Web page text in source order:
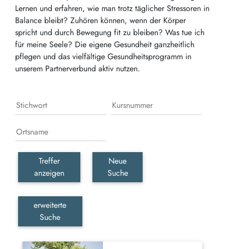
Lernen und erfahren, wie man trotz täglicher Stressoren in
Balance bleibt? Zuhören können, wenn der Körper
spricht und durch Bewegung fit zu bleiben? Was tue ich
für meine Seele? Die eigene Gesundheit ganzheitlich
pflegen und das vielfältige Gesundheitsprogramm in
unserem Partnerverbund aktiv nutzen.
Treffer
anzeigen
Neue
Suche
erweiterte
Suche